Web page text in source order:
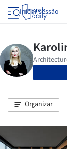
Iniciar sessão
Organizar